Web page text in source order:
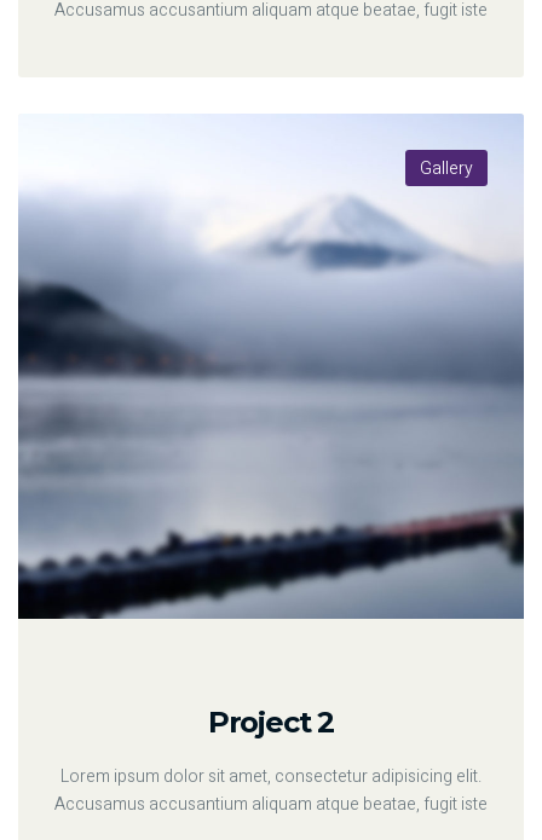
Accusamus accusantium aliquam atque beatae, fugit iste
Gallery
Project 2
Lorem ipsum dolor sit amet, consectetur adipisicing elit.
Accusamus accusantium aliquam atque beatae, fugit iste